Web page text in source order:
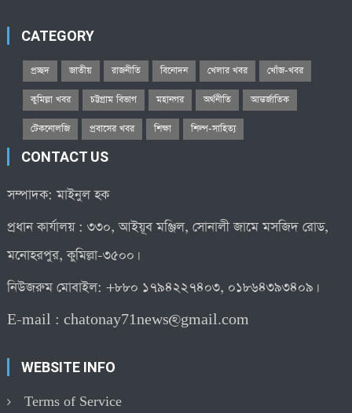
CATEGORY
প্রচ্ছদ জাতীয় রাজনীতি বিনোদন খেলার খবর খোঁজ-খবর
কুমিল্লা খবর চট্টগ্রাম বিভাগ মহানগর অর্থনীতি আন্তর্জাতিক
টেকনোলজি প্রবাসের খবর শিক্ষা শিল্প-সাহিত্য
CONTACT US
সম্পাদক: মাইনুল হক
প্রধান কার্যালয় : ৩৩০, আইয়ূব মঞ্জিল, সোনালী জামে মসজিদ রোড,
মনোহরপুর, কুমিল্লা-৩৫০০।
নিউজরুম মোবাইল: +৮৮০ ১৭৯৪২২৭৪০৩, ০১৮৬৪৩৯৩৪০৯।
E-mail :chatonay71news@gmail.com
WEBSITE INFO
Terms of Service